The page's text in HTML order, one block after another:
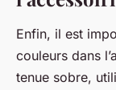
Enfin, il est
couleurs dans
tenue sobre,